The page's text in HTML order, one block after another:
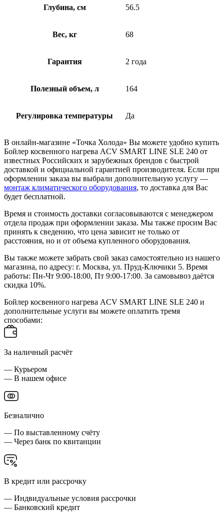
Глубина, см 56.5
Вес, кг 68
Гарантия 2 года
Полезный объем, л 164
Регулировка температуры Да
В онлайн-магазине «Точка Холода» Вы можете удобно купить
Бойлер косвенного нагрева ACV SMART LINE SLE 240 от
известных Российских и зарубежных брендов с быстрой
доставкой и официальной гарантией производителя. Если при
оформлении заказа вы выбрали дополнительную услугу —
монтаж климатического оборудования, то доставка для Вас
будет бесплатной.
Время и стоимость доставки согласовываются с менеджером
отдела продаж при оформлении заказа. Мы также просим Вас
принять к сведению, что цена зависит не только от
расстояния, но и от объема купленного оборудования.
Вы также можете забрать свой заказ самостоятельно из нашего
магазина, по адресу: г. Москва, ул. Пруд-Ключики 5. Время
работы: Пн-Чт 9:00-18:00, Пт 9:00-17:00. За самовывоз даётся
скидка 10%.
Бойлер косвенного нагрева ACV SMART LINE SLE 240 и
дополнительные услуги вы можете оплатить тремя
способами:
За наличный расчёт
— Курьером
— В нашем офисе
Безналично
— По выставленному счёту
— Через банк по квитанции
В кредит или рассрочку
— Индвидуальные условия рассрочки
— Банковский кредит